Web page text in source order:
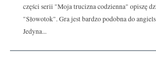
części serii "Moja trucizna codzienna" opiszę
"Słowotok". Gra jest bardzo podobna do
Jedyna...